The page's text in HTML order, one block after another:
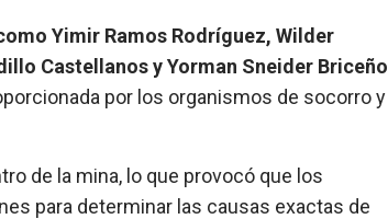
Yimir Ramos Rodríguez, Wilder
Castellanos y Yorman Sneider Briceño
por los organismos de socorro y
de la mina, lo que provocó que los
para determinar las causas exactas de